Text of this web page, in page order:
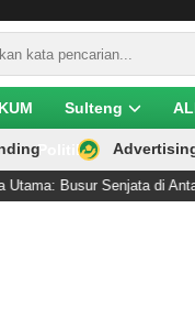
Sulteng
Politik
Senjata di Antara Kening